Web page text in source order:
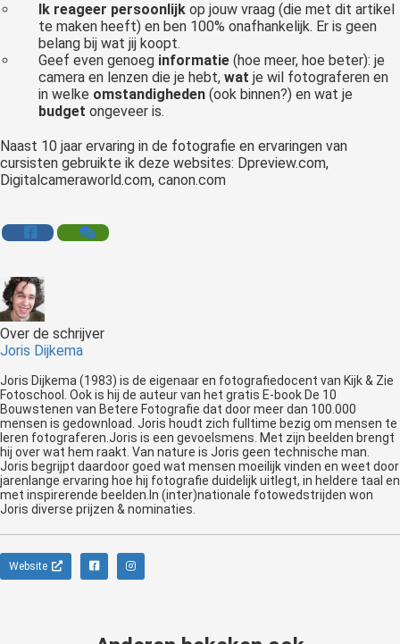
Ik reageer persoonlijk op jouw vraag (die met dit artikel
te maken heeft) en ben 100% onafhankelijk. Er is geen
belang bij wat jij koopt.
Geef even genoeg informatie (hoe meer, hoe beter): je
camera en lenzen die je hebt,watje wil fotograferen en
in welke omstandigheden (ook binnen?) en wat je
budget ongeveer is.
Naast 10 jaar ervaring in de fotografie en ervaringen van
cursisten gebruikte ik deze websites: Dpreview.com,
Digitalcameraworld.com, canon.com
Over de schrijver
Joris Dijkema
Joris Dijkema (1983) is de eigenaar en fotografiedocent van Kijk & Zie
Fotoschool. Ook is hij de auteur van het gratis E-book De 10
Bouwstenen van Betere Fotografie dat door meer dan 100.000
mensen is gedownload. Joris houdt zich fulltime bezig om mensen te
leren fotograferen.Joris is een gevoelsmens. Met zijn beelden brengt
hij over wat hem raakt. Van nature is Joris geen technische man.
Joris begrijpt daardoor goed wat mensen moeilijk vinden en weet door
jarenlange ervaring hoe hij fotografie duidelijk uitlegt, in heldere taal en
met inspirerende beelden.In (inter)nationale fotowedstrijden won
Joris diverse prijzen & nominaties.
Website